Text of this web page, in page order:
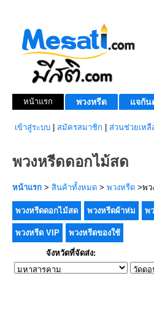
หน้าแรก พวงหรีด แจกัน
เข้าสู่ระบบ สมัครสมาชิก ส่วนช่วยเหลื
พวงหรีดดอกไม้สด
หน้าแรก > สินค้าทั้งหมด > พวงหรีด >พว
พวงหรีดดอกไม้สด พวงหรีดผ้าห่ม พ
พวงหรีด VIP พวงหรีดของใช้
จังหวัดที่จัดส่ง: